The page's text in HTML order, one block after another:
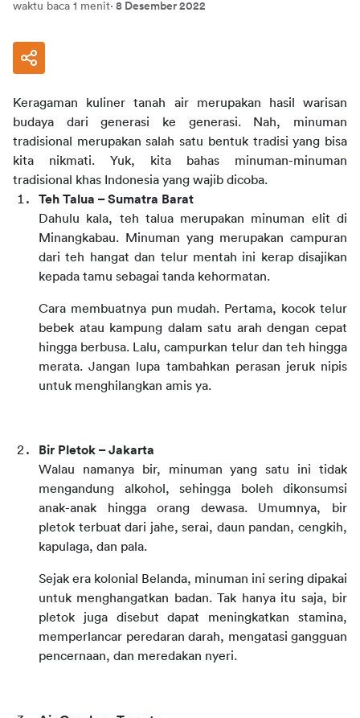
waktu baca 1 menit· 8 Desember 2022
Keragaman kuliner tanah air merupakan hasil warisan
budaya dari generasi ke generasi. Nah, minuman
tradisional merupakan salah satu bentuk tradisi yang bisa
kita nikmati. Yuk, kita bahas minuman-minuman
tradisional khas Indonesia yang wajib dicoba.
Teh Talua – Sumatra Barat
Dahulu kala, teh talua merupakan minuman elit di
Minangkabau. Minuman yang merupakan campuran
dari teh hangat dan telur mentah ini kerap disajikan
kepada tamu sebagai tanda kehormatan.
Cara membuatnya pun mudah. Pertama, kocok telur
bebek atau kampung dalam satu arah dengan cepat
hingga berbusa. Lalu, campurkan telur dan teh hingga
merata. Jangan lupa tambahkan perasan jeruk nipis
untuk menghilangkan amis ya.
Bir Pletok – Jakarta
Walau namanya bir, minuman yang satu ini tidak
mengandung alkohol, sehingga boleh dikonsumsi
anak-anak hingga orang dewasa. Umumnya, bir
pletok terbuat dari jahe, serai, daun pandan, cengkih,
kapulaga, dan pala.
Sejak era kolonial Belanda, minuman ini sering dipakai
untuk menghangatkan badan. Tak hanya itu saja, bir
pletok juga disebut dapat meningkatkan stamina,
memperlancar peredaran darah, mengatasi gangguan
pencernaan, dan meredakan nyeri.